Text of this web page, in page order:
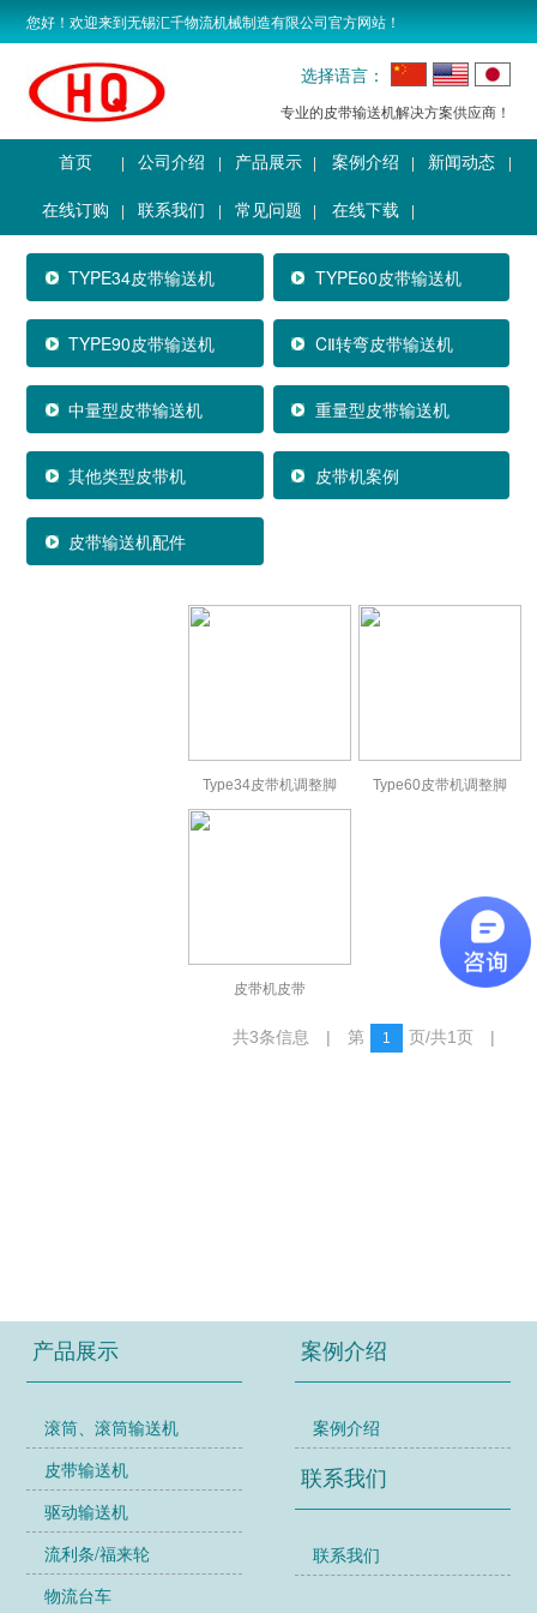
您好！欢迎来到无锡汇千物流机械制造有限公司官方网站！
选择语言：
专业的皮带输送机解决方案供应商！
首页 公司介绍 产品展示 案例介绍 新闻动态
在线订购 联系我们 常见问题 在线下载
TYPE34皮带输送机 TYPE60皮带输送机
TYPE90皮带输送机 CⅡ转弯皮带输送机
中量型皮带输送机 重量型皮带输送机
其他类型皮带机 皮带机案例
皮带输送机配件
Type34皮带机调整脚 Type60皮带机调整脚
皮带机皮带
共3条信息 | 第 1 页/共1页 |
产品展示
滚筒、滚筒输送机
皮带输送机
驱动输送机
流利条/福来轮
物流台车
案例介绍
案例介绍
联系我们
联系我们